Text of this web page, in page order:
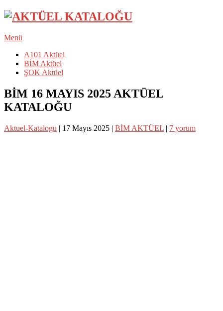
Menü
A101 Aktüel
BİM Aktüel
ŞOK Aktüel
BİM 16 MAYIS 2025 AKTÜEL
KATALOĞU
Aktuel-Katalogu | 17 Mayıs 2025 | BİM AKTÜEL | 7 yorum